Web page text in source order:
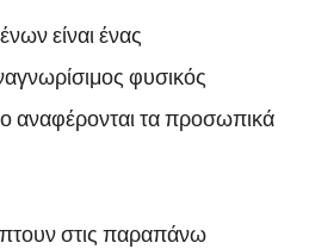
είναι ένας
φυσικός
τα προσωπικά
στις παραπάνω